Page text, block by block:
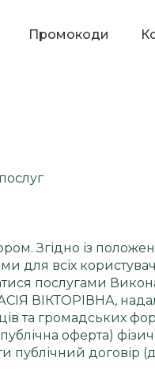
Промокоди
Згідно із
для всіх
послугами
ВІКТОРІВНА,
та громадських
оферта)
договір